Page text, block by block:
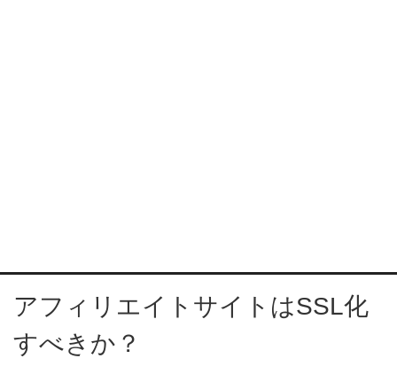
アフィリエイトサイトはSSL化
すべきか？